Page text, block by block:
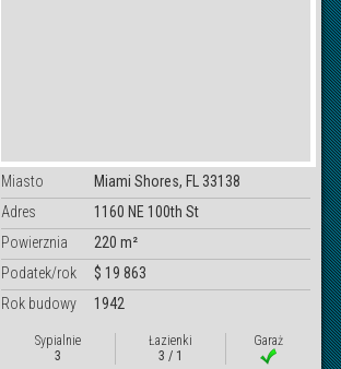
Miasto
Miami Shores, FL 33138
Adres
1160 NE 100th St
Powierznia
220 m²
Podatek/rok
$ 19 863
Rok budowy
1942
Sypialnie
3
Łazienki
3 / 1
Garaż